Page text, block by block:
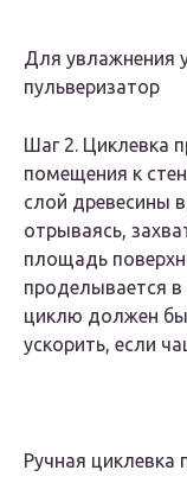
Для увлажнения
пульверизатор
Шаг 2. Циклевка
помещения к
слой древесины
отрываясь,
площадь
проделывается
циклю должен
ускорить, если
Ручная циклевка